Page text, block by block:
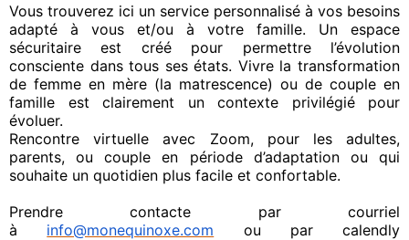
Vous trouverez ici un service personnalisé à vos besoins
adapté à vous et/ou à votre famille. Un espace
sécuritaire est créé pour
permettre
l’évolution
consciente dans tous ses états. Vivre la transformation
de femme en mère (la matrescence) ou de couple en
famille est clairement un contexte privilégié pour
évoluer.
Rencontre virtuelle avec Zoom, pour les adultes,
parents, ou couple en période d’adaptation ou qui
souhaite un quotidien plus facile et confortable.
Prendre contacte par courriel
à info@monequinoxe.com ou par calendly